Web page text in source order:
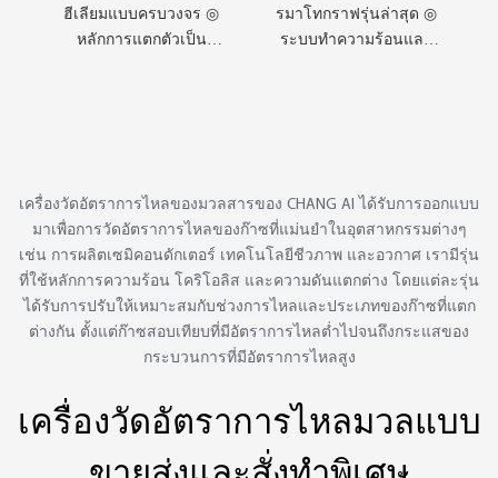
ฮีเลียมแบบครบวงจร ◎
หลักการแตกตัวเป็น
รมาโทกราฟรุ่นล่าสุด ◎
ระบบทำความร้อนและ
เครื่องตรวจจับ
PDHID/PED ◎ ตัวเลือก
เครื่องวัดอัตราการไหลของมวลสารของ CHANG AI ได้รับการออกแบบ
มาเพื่อการวัดอัตราการไหลของก๊าซที่แม่นยำในอุตสาหกรรมต่างๆ
เช่น การผลิตเซมิคอนดักเตอร์ เทคโนโลยีชีวภาพ และอวกาศ เรามีรุ่น
ที่ใช้หลักการความร้อน โคริโอลิส และความดันแตกต่าง โดยแต่ละรุ่น
ได้รับการปรับให้เหมาะสมกับช่วงการไหลและประเภทของก๊าซที่แตก
ต่างกัน ตั้งแต่ก๊าซสอบเทียบที่มีอัตราการไหลต่ำไปจนถึงกระแสของ
กระบวนการที่มีอัตราการไหลสูง
เครื่องวัดอัตราการไหลมวลแบบ